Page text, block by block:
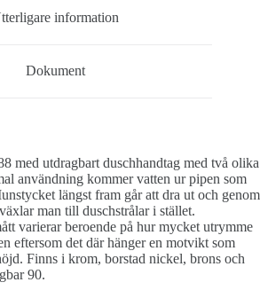
information
Dokument
med utdragbart duschhandtag med två olika
användning kommer vatten ur pipen som
längst fram går att dra ut och genom
man till duschstrålar i stället.
varierar beroende på hur mycket utrymme
eftersom det där hänger en motvikt som
Finns i krom, borstad nickel, brons och
90.